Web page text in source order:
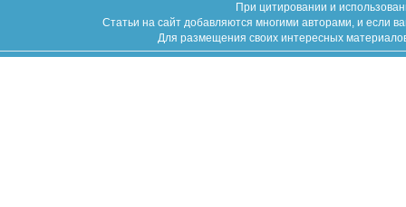
При цитировании и
Статьи на сайт добавляются многими авторами, и если
Для размещения своих интересных